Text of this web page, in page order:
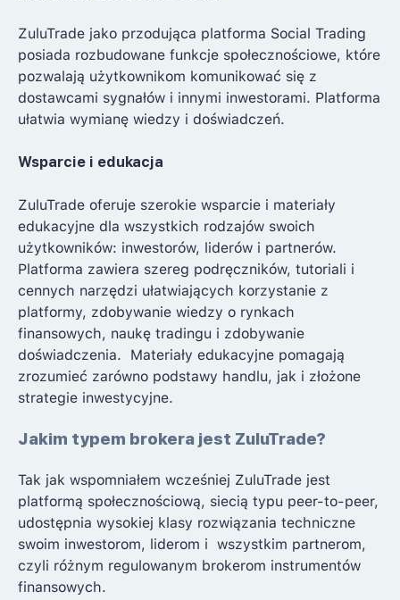
ZuluTrade jako przodująca platforma Social Trading
posiada rozbudowane funkcje społecznościowe, które
pozwalają użytkownikom komunikować się z
dostawcami sygnałów i innymi inwestorami. Platforma
ułatwia wymianę wiedzy i doświadczeń.
Wsparcie i edukacja
ZuluTrade oferuje szerokie wsparcie i materiały
edukacyjne dla wszystkich rodzajów swoich
użytkowników: inwestorów, liderów i partnerów.
Platforma zawiera szereg podręczników, tutoriali i
cennych narzędzi ułatwiających korzystanie z
platformy, zdobywanie wiedzy o rynkach
finansowych, naukę tradingu i zdobywanie
doświadczenia. Materiały edukacyjne pomagają
zrozumieć zarówno podstawy handlu, jak i złożone
strategie inwestycyjne.
Jakim typem brokera jest ZuluTrade?
Tak jak wspomniałem wcześniej ZuluTrade jest
platformą społecznościową, siecią typu peer-to-peer,
udostępnia wysokiej klasy rozwiązania techniczne
swoim inwestorom, liderom i wszystkim partnerom,
czyli różnym regulowanym brokerom instrumentów
finansowych.